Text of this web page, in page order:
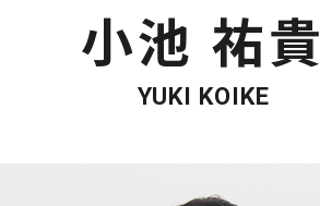
小池 祐貴
YUKI KOIKE